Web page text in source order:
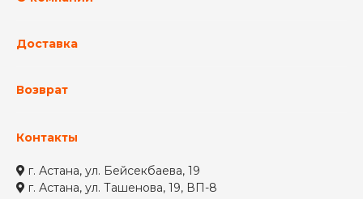
Доставка
Возврат
Контакты
г. Астана, ул. Бейсекбаева, 19
г. Астана, ул. Ташенова, 19, ВП-8